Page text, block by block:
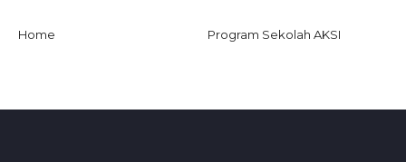
Home Program Sekolah AKSI